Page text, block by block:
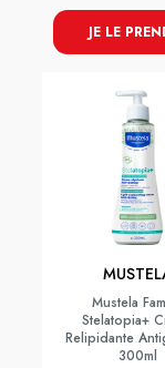
JE LE
Mustela
Stelatopia+
Relipidante
300ml